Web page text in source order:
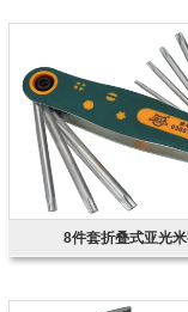
8件套折叠式亚光